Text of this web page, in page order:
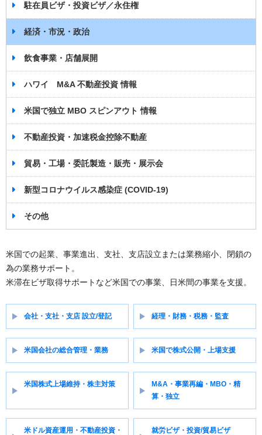
駐在員ビザ・投資ビザ／永住権
経済・市況・政治
飲食事業・店舗展開
ハワイ M&A 不動産投資 情報
米国で独立 MBO スピンアウト 情報
不動産投資・加速税金控除不動産
貿易・工場・委託製造・販売・展示会
新型コロナウイルス感染症 (COVID-19)
その他
米国での起業、事業進出、支社、支店設立または業務縮小、閉鎖の
為の業務サポート。
米滞在ビザ取得サポートなど米国での事業、日米間の事業を支援。
会社・支社・支店 設立/登記 経理・財務・税務・監査
米国会社の総合管理・業務 米国で株式公開・上場支援
米国株式上場維持・株主対策
M&A・事業再編・MBO・精
算・独立
米ドル資産運用・不動産投資・ 就労ビザ・投資/貿易ビザ